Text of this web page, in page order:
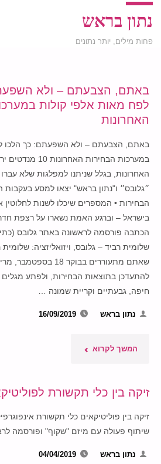
נתון בראש
פחות מילים, יותר נתונים
באתם, הצבעתם – ולא
לפח מאות אלפי קולות
האחרונות
באתם, הצבעתם – ולא השפעתם: כך הלכו
במערכות הבחירות
האחרונות, בגלל שניתנו למפלגות שלא
״גלובס״ ו"נתון בראש" יצאו למסע בעקבות
הבחירות • המספרים שיכלו לשנות
בישראל – וברגע האמת נשארו על רצפת
הכתבה פורסמה לראשונה באתר גלובס
שלומית רביד – גלובס, ויזואליזציה:
שאתם מתעוררים בבוקר 18
להתעדכן בתוצאות הבחירות, ולפתע
חיפה, גבעתיים וקריית שמונה …
נתון בראש 16/09/2019
המשך לקרוא "באתם,
–
ולא
זיקה בין כלי תקשורת
זיקה בין פוליטיקאים כלי תקשורת
שיתוף פעולה עם מיזם "שקוף" ופורסמה
נתון בראש 04/04/2019